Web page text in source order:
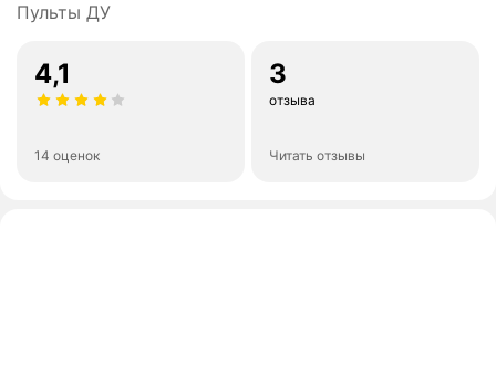
Пульты ДУ
4,1
14 оценок
3
отзыва
Читать отзывы